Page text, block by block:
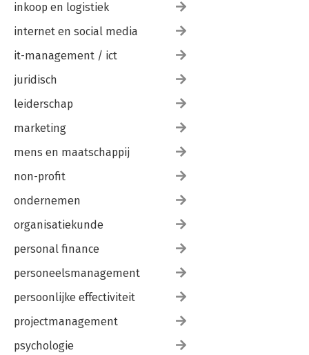
inkoop en logistiek
internet en social media
it-management / ict
juridisch
leiderschap
marketing
mens en maatschappij
non-profit
ondernemen
organisatiekunde
personal finance
personeelsmanagement
persoonlijke effectiviteit
projectmanagement
psychologie